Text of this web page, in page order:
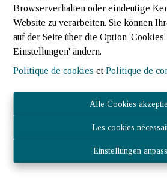
Browserverhalten oder eindeutige
Website zu verarbeiten. Sie können
auf der Seite über die Option
Einstellungen' ändern.
Politique de cookies etPolitique de
Alle Cookies
Les cookies
Einstellungen